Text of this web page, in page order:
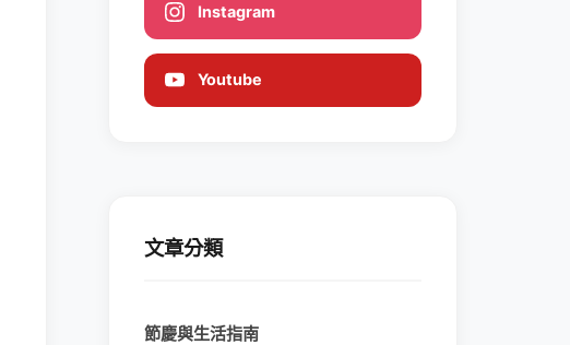
Instagram
Youtube
文章分類
節慶與生活指南